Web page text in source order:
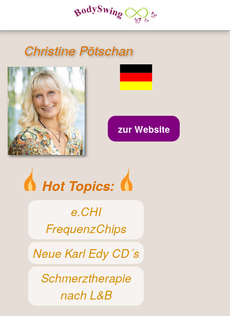
Christine Pötschan
Hot Topics:
e.CHI
FrequenzChips
Neue Karl Edy CD´s
Schmerztherapie
nach L&B
zur Website